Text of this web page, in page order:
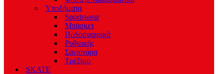
Υποδήματα
Sportswear
Μπάσκετ
Ποδοσφαιρικά
Ρυθμικής
Σαγιονάρα
Τρέξιμο
SKATE